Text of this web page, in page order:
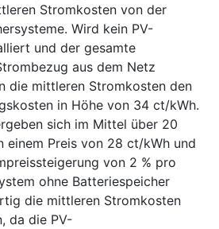
Stromkosten von der
Wird kein PV-
und der gesamte
aus dem Netz
die mittleren Stromkosten den
in Höhe von 34 ct/kWh.
sich im Mittel über 20
einem Preis von 28 ct/kWh und
von 2 % pro
ohne Batteriespeicher
die mittleren Stromkosten
da die PV-